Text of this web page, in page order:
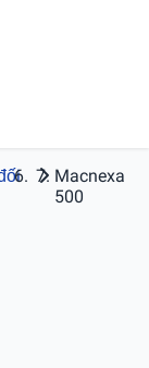
Macnexa
500